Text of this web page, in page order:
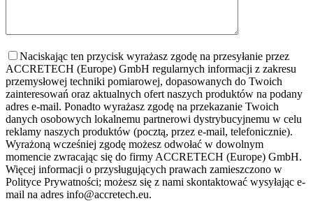
Naciskając ten przycisk wyrażasz zgodę na przesyłanie przez
ACCRETECH (Europe) GmbH regularnych informacji z zakresu
przemysłowej techniki pomiarowej, dopasowanych do Twoich
zainteresowań oraz aktualnych ofert naszych produktów na podany
adres e-mail. Ponadto wyrażasz zgodę na przekazanie Twoich
danych osobowych lokalnemu partnerowi dystrybucyjnemu w celu
reklamy naszych produktów (pocztą, przez e-mail, telefonicznie).
Wyrażoną wcześniej zgodę możesz odwołać w dowolnym
momencie zwracając się do firmy ACCRETECH (Europe) GmbH.
Więcej informacji o przysługujących prawach zamieszczono w
Polityce Prywatności; możesz się z nami skontaktować wysyłając e-
mail na adres info@accretech.eu.